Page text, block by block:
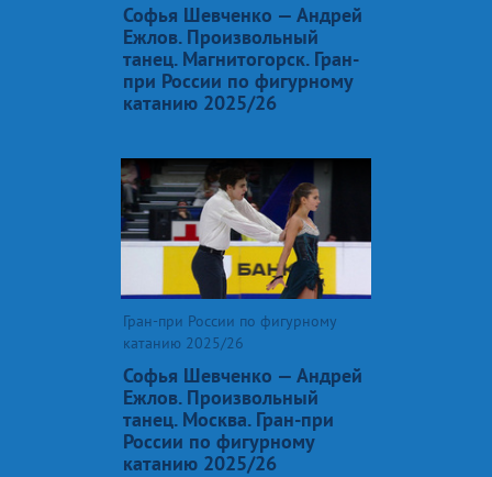
Софья Шевченко — Андрей
Ежлов. Произвольный
танец. Магнитогорск. Гран-
при России по фигурному
катанию 2025/26
Гран-при России по фигурному
катанию 2025/26
Софья Шевченко — Андрей
Ежлов. Произвольный
танец. Москва. Гран-при
России по фигурному
катанию 2025/26